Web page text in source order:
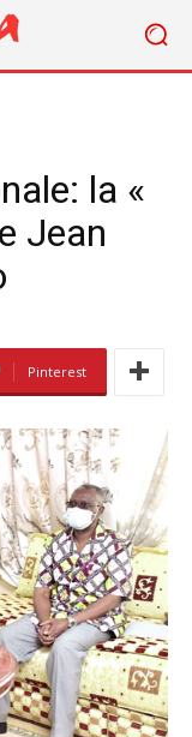
la «
Jean
Pinterest